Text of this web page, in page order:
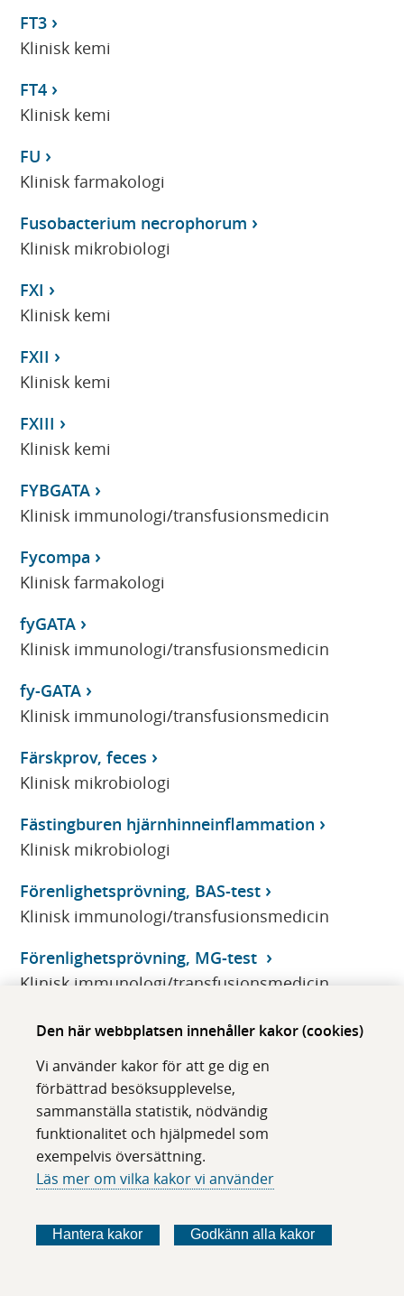
Den här webbplatsen innehåller kakor (cookies)
Vi använder kakor för att ge dig en
förbättrad besöksupplevelse,
sammanställa statistik, nödvändig
funktionalitet och hjälpmedel som
exempelvis översättning.
Läs mer om vilka kakor vi använder
Hantera kakor Godkänn alla kakor
FT3
Klinisk kemi
FT4
Klinisk kemi
FU
Klinisk farmakologi
Fusobacterium necrophorum
Klinisk mikrobiologi
FXI
Klinisk kemi
FXII
Klinisk kemi
FXIII
Klinisk kemi
FYBGATA
Klinisk immunologi/transfusionsmedicin
Fycompa
Klinisk farmakologi
fyGATA
Klinisk immunologi/transfusionsmedicin
fy-GATA
Klinisk immunologi/transfusionsmedicin
Färskprov, feces
Klinisk mikrobiologi
Fästingburen hjärnhinneinflammation
Klinisk mikrobiologi
Förenlighetsprövning, BAS-test
Klinisk immunologi/transfusionsmedicin
Förenlighetsprövning, MG-test
Klinisk immunologi/transfusionsmedicin
Förvärvad genetisk avvikelse
Karolinska Universitetssjukhuset
Telefonväxel